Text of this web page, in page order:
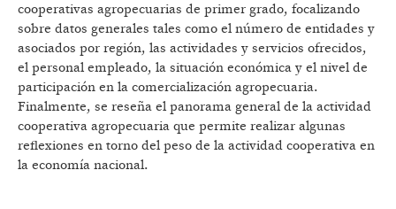
cooperativas agropecuarias de primer grado, focalizando
sobre datos generales tales como el número de entidades y
asociados por región, las actividades y servicios ofrecidos,
el personal empleado, la situación económica y el nivel de
participación en la comercialización agropecuaria.
Finalmente, se reseña el panorama general de la actividad
cooperativa agropecuaria que permite realizar algunas
reflexiones en torno del peso de la actividad cooperativa en
la economía nacional.